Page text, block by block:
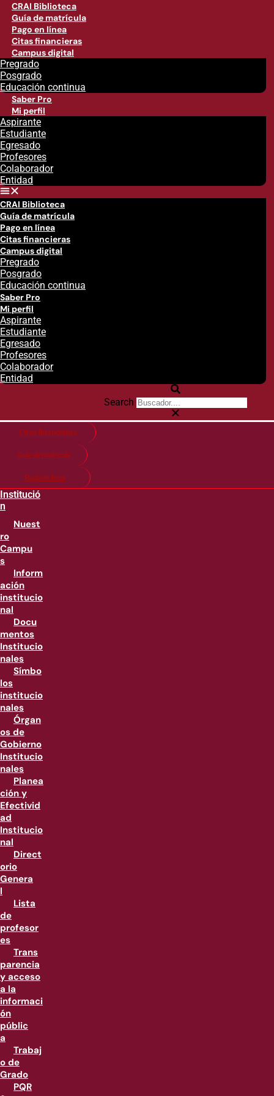
CRAI Biblioteca
Guía de matrícula
Pago en línea
Citas financieras
Campus digital
Pregrado
Posgrado
Educación continua
Saber Pro
Mi perfil
Aspirante
Estudiante
Egresado
Profesores
Colaborador
Entidad
CRAI Biblioteca
Guía de matrícula
Pago en línea
Citas financieras
Campus digital
Pregrado
Posgrado
Educación continua
Saber Pro
Mi perfil
Aspirante
Estudiante
Egresado
Profesores
Colaborador
Entidad
Search
Citas financieras
Guía de matricula
Pago en línea
Institució
n
Nuest
ro
Campu
s
Inform
ación
institucio
nal
Docu
mentos
Institucio
nales
Símbo
los
institucio
nales
Órgan
os de
Gobierno
Institucio
nales
Planea
ción y
Efectivid
ad
Institucio
nal
Direct
orio
Genera
l
Lista
de
profesor
es
Trans
parencia
y acceso
a la
informaci
ón
públic
a
Trabaj
o de
Grado
PQR